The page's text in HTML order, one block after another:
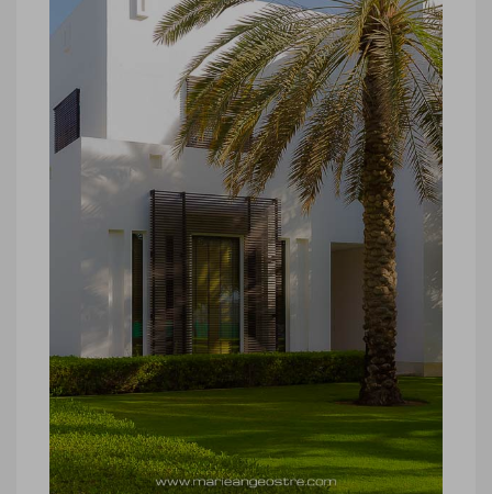
hôtel luxe Oman, The Chedi
hôtel luxe Oman, The Chedi © Marie-
Ange Ostré